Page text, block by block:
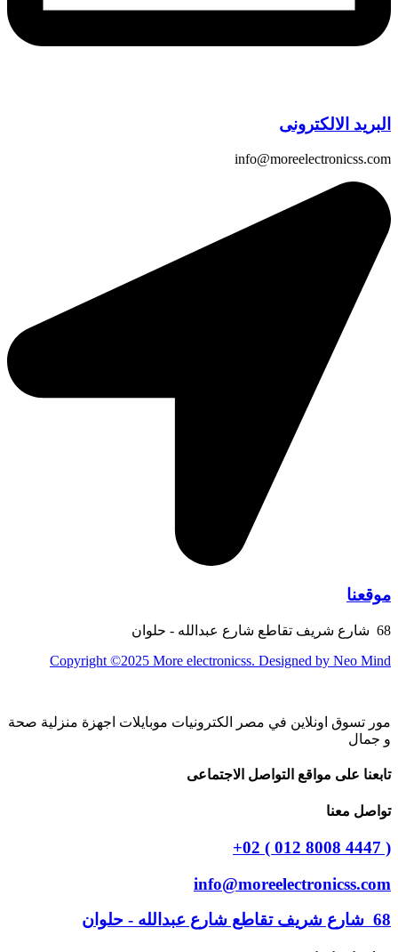
البريد الالكترونى
info@moreelectronicss.com
موقعنا
‎ 68 شارع شريف تقاطع شارع عبدالله - حلوان
Copyright ©2025 More electronicss. Designed by Neo Mind
مور تسوق اونلاين في مصر الكترونيات موبايلات اجهزة منزلية صحة
و جمال
تابعنا على مواقع التواصل الاجتماعى
تواصل معنا
( 4447 8008 012 ) 02+
info@moreelectronicss.com
‎ 68 شارع شريف تقاطع شارع عبدالله - حلوان